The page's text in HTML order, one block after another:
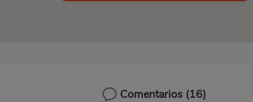
Comentarios (16)